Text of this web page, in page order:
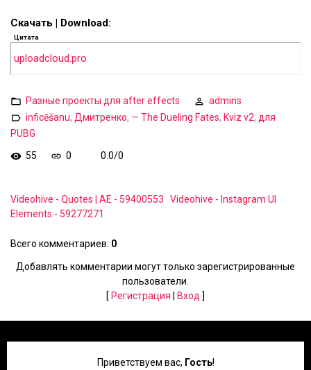
Скачать | Download:
Цитата
uploadcloud.pro
Разные проекты для after effects
admins
inficēšanu, Дмитренко, — The Dueling Fates, Kviz v2, для
PUBG
55
0 0.0/0
Videohive - Quotes | AE - 59400553
Videohive - Instagram UI
Elements - 59277271
Всего комментариев: 0
Добавлять комментарии могут только зарегистрированные
пользователи.
[ Регистрация Вход ]
Приветствуем вас, Гость!